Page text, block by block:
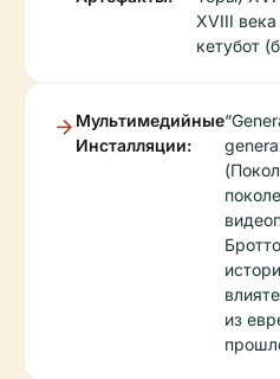
XVIII
кетубот
Мультимедийные
Инсталляции:
из